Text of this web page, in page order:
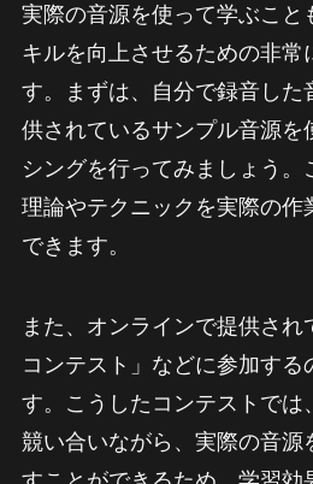
実際の音源を使って学ぶこと
キルを向上させるための非常
す。まずは、自分で録音した
供されているサンプル音源を
シングを行ってみましょう。
理論やテクニックを実際の作
できます。
また、オンラインで提供さ
コンテスト」などに参加する
す。こうしたコンテストでは
競い合いながら、実際の音源